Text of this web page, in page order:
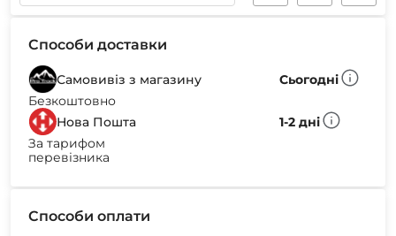
Способи доставки
Самовивіз з магазину
Сьогодні
Безкоштовно
Нова Пошта
1-2 дні
За тарифом
перевізника
Способи оплати